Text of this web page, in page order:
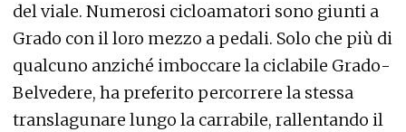
del viale. Numerosi cicloamatori sono giunti a
Grado con il loro mezzo a pedali. Solo che più di
qualcuno anziché imboccare la ciclabile Grado-
Belvedere, ha preferito percorrere la stessa
translagunare lungo la carrabile, rallentando il